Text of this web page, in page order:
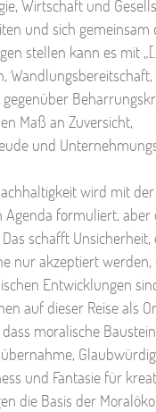
Wirtschaft und
und sich gemeinsam
stellen kann es mit
Wandlungsbereitschaft,
Maß an Zuversicht,
und
wird mit der
Agenda formuliert, aber
schafft Unsicherheit,
nur akzeptiert
Entwicklungen
auf dieser Reise als
moralische
und Fantasie für
die Basis der